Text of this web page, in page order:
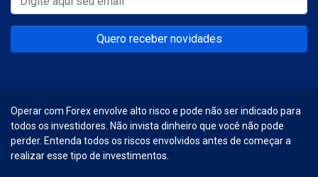
Quero receber novidades
Operar com Forex envolve alto risco e pode não ser indicado para
todos os investidores. Não invista dinheiro que você não pode
perder. Entenda todos os riscos envolvidos antes de começar a
realizar esse tipo de investimentos.